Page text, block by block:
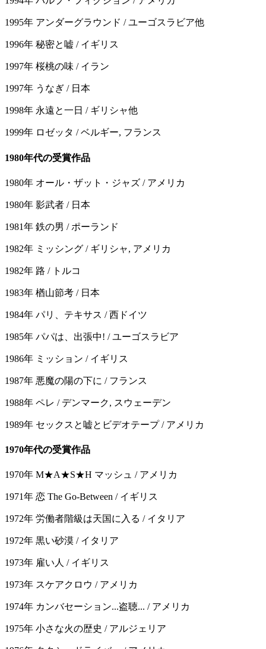
1995年 アンダーグラウンド / ユーゴスラビア他
1996年 秘密と嘘 / イギリス
1997年 桜桃の味 / イラン
1997年 うなぎ / 日本
1998年 永遠と一日 / ギリシャ他
1999年 ロゼッタ / ベルギー, フランス
1980年代の受賞作品
1980年 オール・ザット・ジャズ / アメリカ
1980年 影武者 / 日本
1981年 鉄の男 / ポーランド
1982年 ミッシング / ギリシャ, アメリカ
1982年 路 / トルコ
1983年 楢山節考 / 日本
1984年 パリ、テキサス / 西ドイツ
1985年 パパは、出張中! / ユーゴスラビア
1986年 ミッション / イギリス
1987年 悪魔の陽の下に / フランス
1988年 ペレ / デンマーク, スウェーデン
1989年 セックスと嘘とビデオテープ / アメリカ
1970年代の受賞作品
1970年 M★A★S★H マッシュ / アメリカ
1971年 恋 The Go-Between / イギリス
1972年 労働者階級は天国に入る / イタリア
1972年 黒い砂漠 / イタリア
1973年 雇い人 / イギリス
1973年 スケアクロウ / アメリカ
1974年 カンバセーション...盗聴... / アメリカ
1975年 小さな火の歴史 / アルジェリア